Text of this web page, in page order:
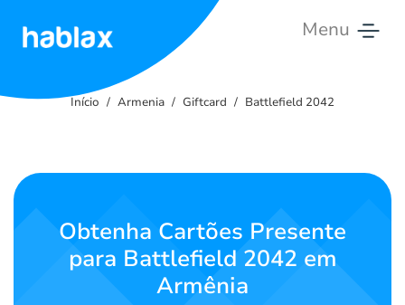
Menu
Tarifas
Contate-
Início Armenia Giftcard Battlefield 2042
Obtenha Cartões Presente
para Battlefield 2042 em
Armênia